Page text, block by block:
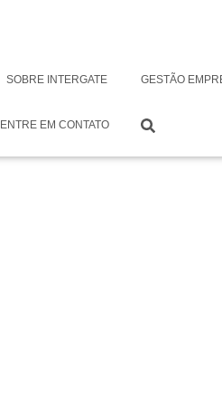
SOBRE INTERGATE GESTÃO
ENTRE EM CONTATO
Business